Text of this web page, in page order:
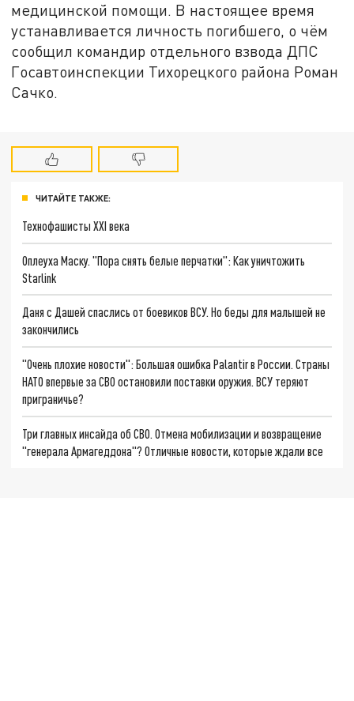
медицинской помощи. В настоящее время
устанавливается личность погибшего, о чём
сообщил командир отдельного взвода ДПС
Госавтоинспекции Тихорецкого района Роман
Сачко.
ЧИТАЙТЕ ТАКЖЕ:
Технофашисты XXI века
Оплеуха Маску. "Пора снять белые перчатки": Как уничтожить
Starlink
Даня с Дашей спаслись от боевиков ВСУ. Но беды для малышей не
закончились
"Очень плохие новости": Большая ошибка Palantir в России. Страны
НАТО впервые за СВО остановили поставки оружия. ВСУ теряют
приграничье?
Три главных инсайда об СВО. Отмена мобилизации и возвращение
"генерала Армагеддона"? Отличные новости, которые ждали все